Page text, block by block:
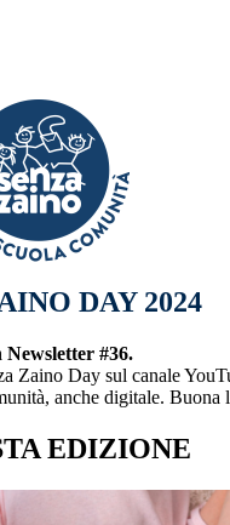
DAY 2024
Newsletter #36.
Zaino Day sul canale
anche digitale. Buona
EDIZIONE